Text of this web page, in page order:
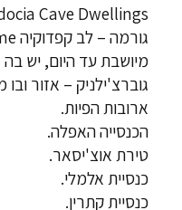
Cave Dwellings.
מיושבת עד היום, יש בה
גוברצ'ילניק – אזור
ארובות הפיות.
הכנסייה האפלה.
טירת אוצ'יסאר.
כנסיית אלמלי.
כנסיית קתרין.